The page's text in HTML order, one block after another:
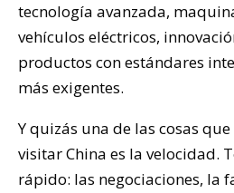
tecnología avanzada,
vehículos eléctricos,
productos con estándares
más exigentes.
Y quizás una de las cosas
visitar China es la velocidad.
rápido: las negociaciones, la